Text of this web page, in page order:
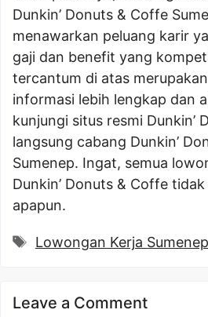
Dunkin’ Donuts & Coffe
menawarkan peluang karir
gaji dan benefit yang
tercantum di atas
informasi lebih lengkap dan
kunjungi situs resmi Dunkin’
langsung cabang Dunkin’
Sumenep. Ingat, semua
Dunkin’ Donuts & Coffe
apapun.
Tags
Lowongan Kerja Sumenep
Leave a Comment